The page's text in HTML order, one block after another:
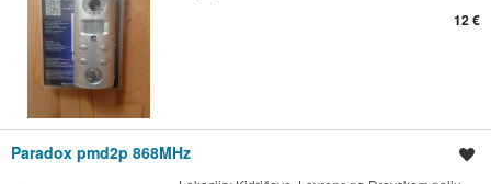
12 €
Paradox pmd2p 868MHz